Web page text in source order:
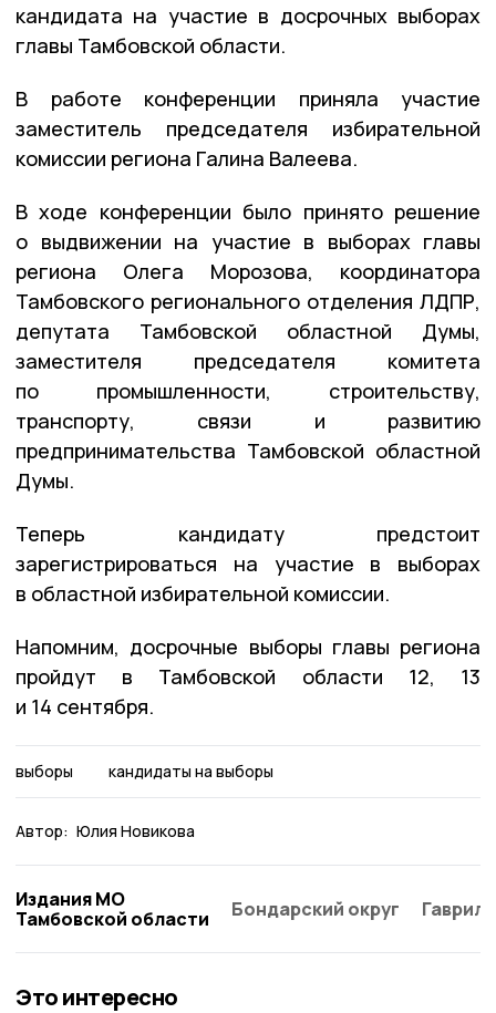
кандидата на участие в досрочных выборах
главы Тамбовской области.
В работе конференции приняла участие
заместитель председателя избирательной
комиссии региона Галина Валеева.
В ходе конференции было принято решение
о выдвижении на участие в выборах главы
региона Олега Морозова, координатора
Тамбовского регионального отделения ЛДПР,
депутата Тамбовской областной Думы,
заместителя председателя комитета
по промышленности, строительству,
транспорту, связи и развитию
предпринимательства Тамбовской областной
Думы.
Теперь кандидату предстоит
зарегистрироваться на участие в выборах
в областной избирательной комиссии.
Напомним, досрочные выборы главы региона
пройдут в Тамбовской области 12, 13
и 14 сентября.
выборы кандидаты на выборы
Автор: Юлия Новикова
Издания МО
Тамбовской области
Бондарский округ
Это интересно